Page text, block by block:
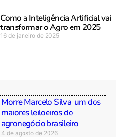
Como a Inteligência Artificial vai
transformar o Agro em 2025
16 de janeiro de 2025
Morre Marcelo Silva, um dos
maiores leiloeiros do
agronegócio brasileiro
4 de agosto de 2026